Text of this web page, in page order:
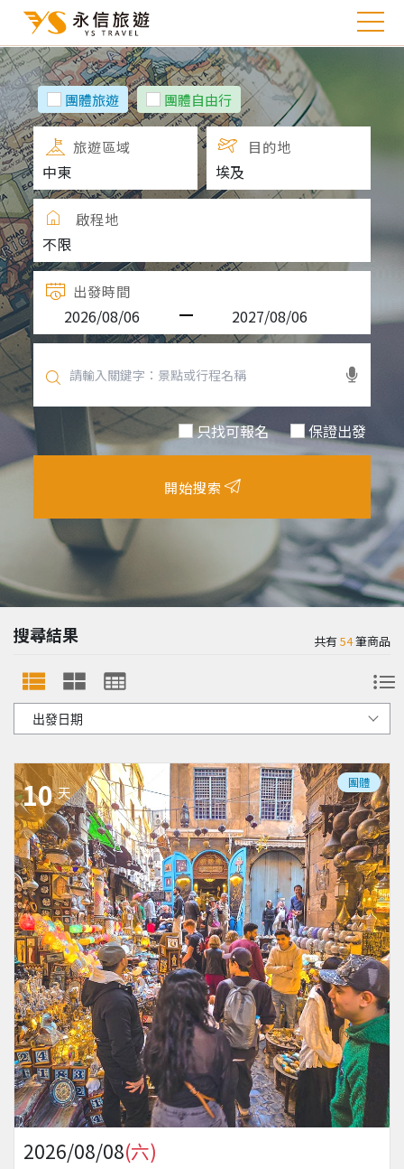
團體旅遊 團體自由行
旅遊區域 目的地
啟程地
出發時間
只找可報名 保證出發
開始搜索
搜尋結果 共有54筆商品
10 天
團體
2026/08/08(六)